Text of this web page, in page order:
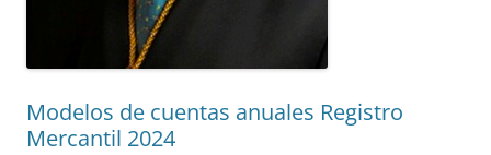
Modelos de cuentas anuales Registro
Mercantil 2024